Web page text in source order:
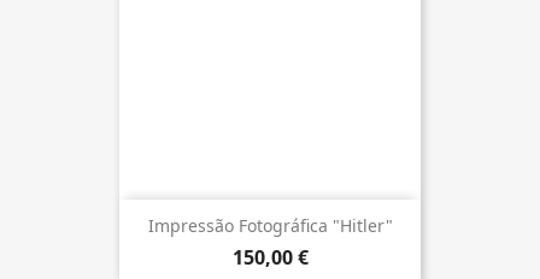
Impressão Fotográfica "Hitler"
150,00 €